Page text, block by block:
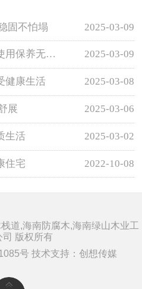
固不怕塌 2025-03-09
海南木屋别墅受喜爱，使用保养无需担忧 2025-03-09
健康生活 2025-03-08
展 2025-03-06
生活 2025-03-02
住宅 2022-10-08
道,海南防腐木,海南绿山木业工
司 版权所有
号技术支持： 创想传媒